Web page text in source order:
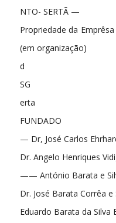
NTO- SERTÃ —
Propriedade da Emprêsa
(em organização)
d
SG
erta
FUNDADO
— Dr, José Carlos
Dr. Angelo Henriques
—— António Barata e
Dr. José Barata Corrêa e
Eduardo Barata da Silva